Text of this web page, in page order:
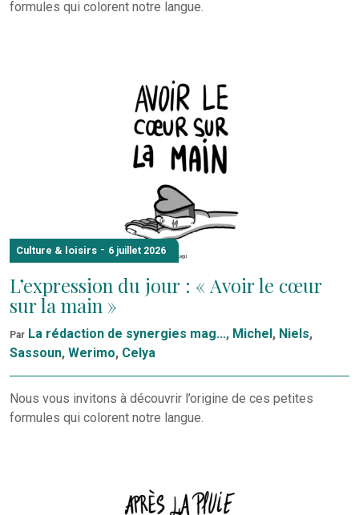
formules qui colorent notre langue.
Culture & loisirs - 6 juillet 2026
L’expression du jour : « Avoir le cœur
sur la main »
Par La rédaction de synergies mag..., Michel , Niels,
Sassoun, Werimo, Celya
Nous vous invitons à découvrir l’origine de ces petites
formules qui colorent notre langue.